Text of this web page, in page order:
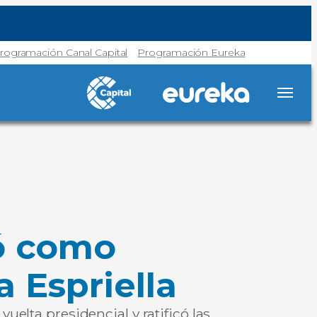
Canal Capital Programación Eureka
como
Espriella
presidencial y ratificó las